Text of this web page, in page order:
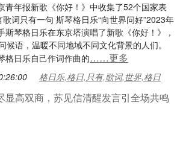
青年报新歌《你好！》中收集了52个国家表
歌词只有一句 斯琴格日乐“向世界问好”2023年
斯琴格日乐在东京塔演唱了新歌《你好！》，
候语，温暖不同地域不同文化背景的人们。
格日乐自己作词作曲的……更多
格日乐,格日,只有,歌词,世界,格日